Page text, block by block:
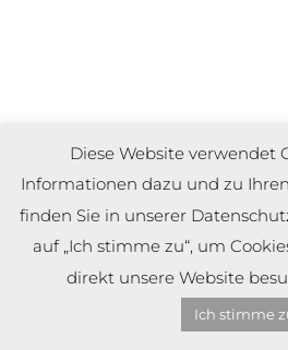
Diese Website verwendet
Informationen dazu und zu
finden Sie in unserer
auf „Ich stimme zu“, um
direkt unsere Website
Ich stimme